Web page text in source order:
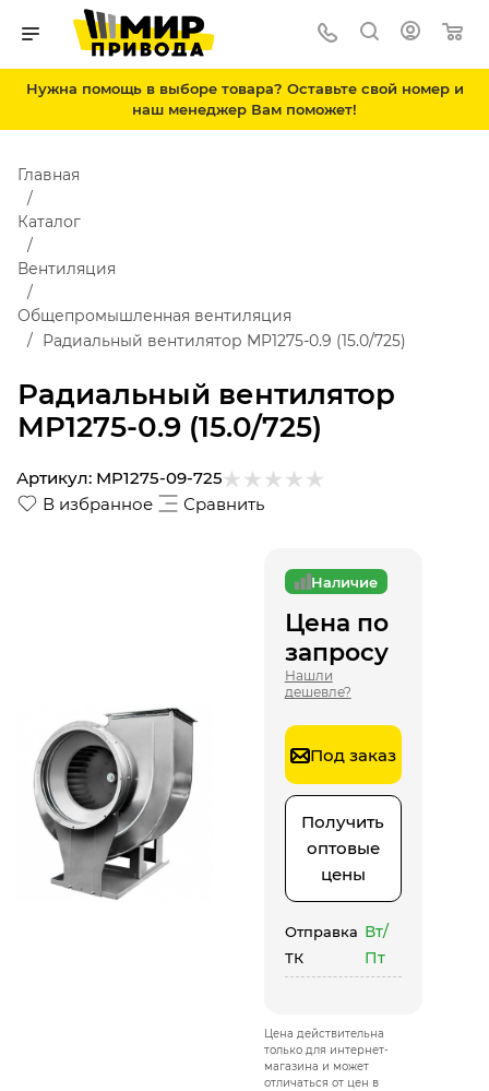
Нужна помощь в выборе товара? Оставьте свой номер и
наш менеджер Вам поможет!
Радиальный вентилятор
MP1275-0.9 (15.0/725)
Главная
Каталог
Вентиляция
Общепромышленная вентиляция
Радиальный вентилятор MP1275-0.9 (15.0/725)
В избранное Сравнить
Артикул: MP1275-09-725
Наличие
Цена по
запросу
Нашли
дешевле?
Под заказ
Получить
оптовые
цены
Отправка
ТК
Вт/
Пт
Цена действительна
только для интернет-
магазина и может
отличаться от цен в